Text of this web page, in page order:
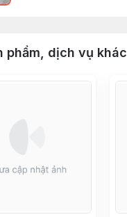
phẩm, dịch vụ khác